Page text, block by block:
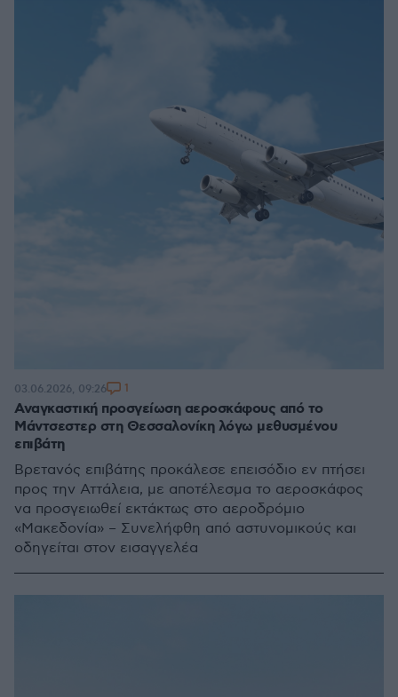
Αναγκαστική προσγείωση αεροσκάφους από το
Μάντσεστερ στη Θεσσαλονίκη λόγω μεθυσμένου
επιβάτη
Βρετανός επιβάτης προκάλεσε επεισόδιο εν πτήσει
προς την Αττάλεια, με αποτέλεσμα το αεροσκάφος
να προσγειωθεί εκτάκτως στο αεροδρόμιο
«Μακεδονία» – Συνελήφθη από αστυνομικούς και
οδηγείται στον εισαγγελέα
03.06.2026, 09:26 1